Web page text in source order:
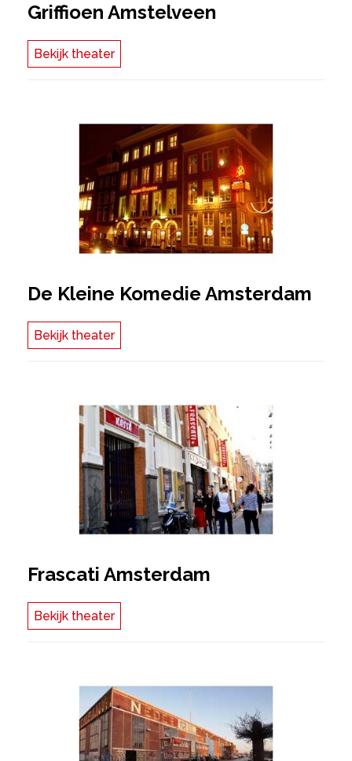
Griffioen Amstelveen
Bekijk theater
De Kleine Komedie Amsterdam
Bekijk theater
Frascati Amsterdam
Bekijk theater